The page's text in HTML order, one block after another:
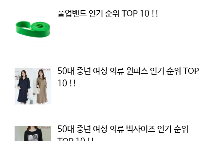
풀업밴드 인기 순위 TOP 10 !!
50대 중년 여성 의류 원피스 인기 순위 TOP
10 !!
50대 중년 여성 의류 빅사이즈 인기 순위